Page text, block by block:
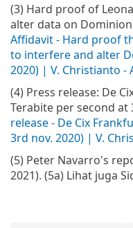
(3) Hard proof of
alter data on
Affidavit - Hard proof
to interfere and alter
2020) | V. Christianto -
(4) Press release: De
Terabite per second at
release - De Cix
3rd nov. 2020) | V.
(5) Peter Navarro's
2021). (5a) Lihat juga